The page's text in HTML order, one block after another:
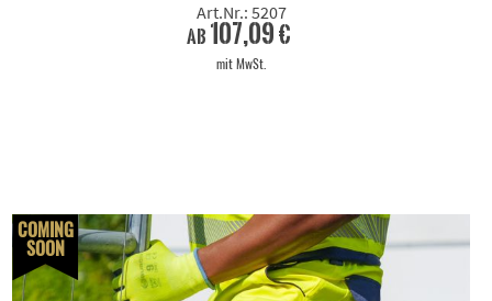
Art.Nr.: 5207
ab 107,09 €
mit MwSt.
COMING
SOON